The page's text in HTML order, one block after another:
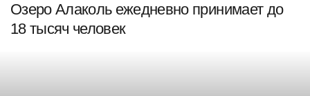
Озеро Алаколь ежедневно принимает до
18 тысяч человек